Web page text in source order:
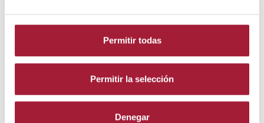
Permitir todas
Permitir la selección
Denegar
Subscribirme a la Newsletter
Recibirás la newsletterConsejos de